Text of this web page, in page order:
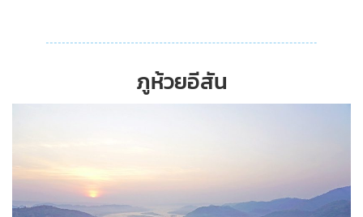
ภูห้วยอีสัน